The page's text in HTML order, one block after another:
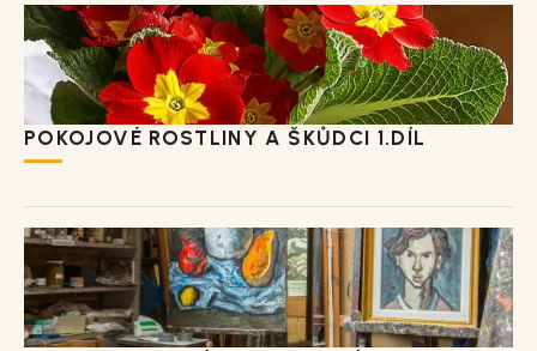
POKOJOVÉ ROSTLINY A ŠKŮDCI 1.DÍL